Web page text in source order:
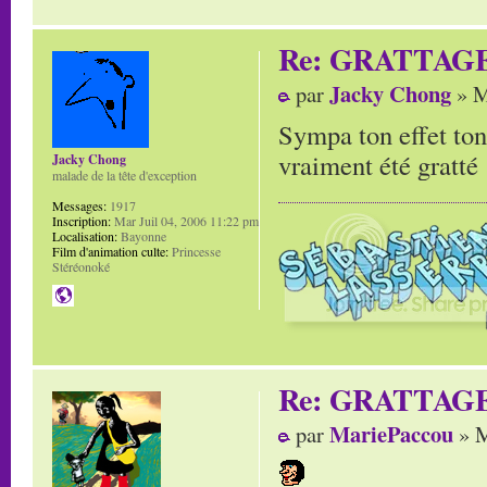
Re:
parJacky Chong »
Sympa ton effet
vraiment été gratté
Jacky Chong
malade de la tête d'exception
Messages: 1917
Inscription:Mar Juil 04, 2006 11:22 pm
Localisation:Bayonne
Film d'animation culte:Princesse
Stéréonoké
Re:
parMariePaccou »